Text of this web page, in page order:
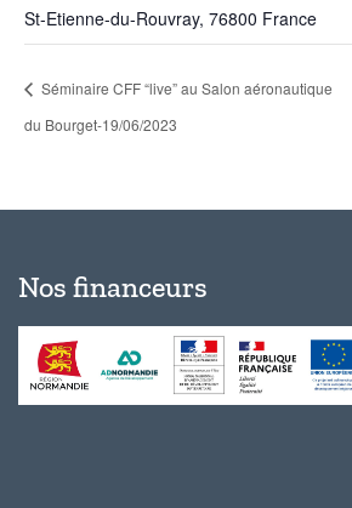
St-Etienne-du-Rouvray, 76800 France
Séminaire CFF “live” au Salon aéronautique
du Bourget-19/06/2023
Nos financeurs